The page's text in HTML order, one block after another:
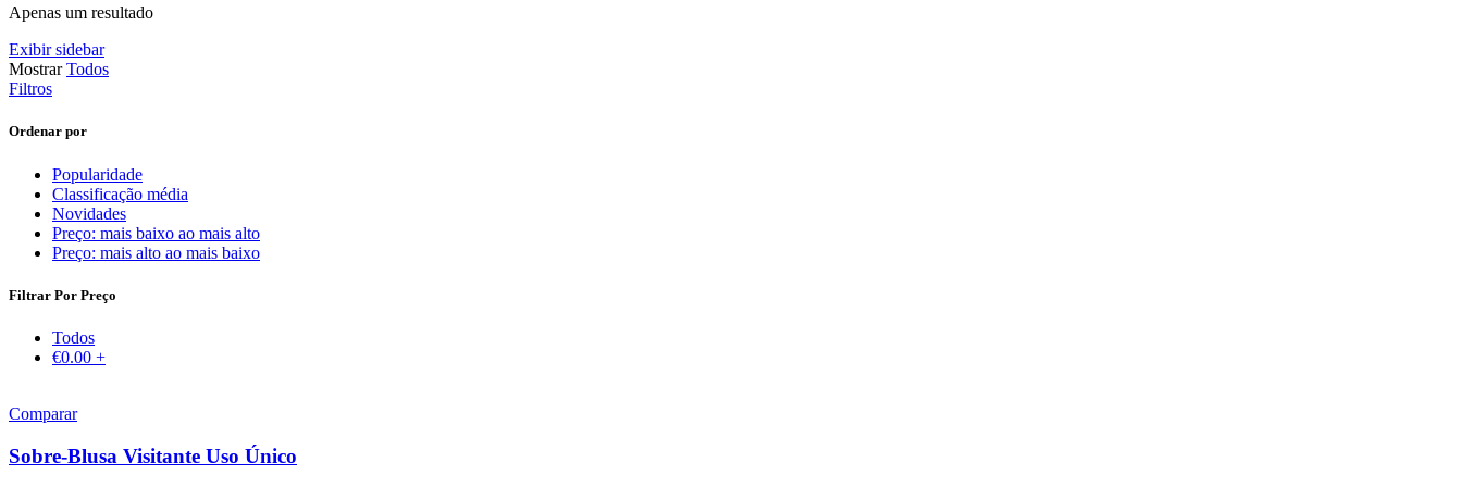
Apenas um resultado
Exibir sidebar
MostrarTodos
Filtros
Ordenar por
Popularidade
Classificação média
Novidades
Preço: mais baixo ao mais alto
Preço: mais alto ao mais baixo
Filtrar Por Preço
Todos
€0.00 +
Comparar
Sobre-Blusa Visitante Uso Único